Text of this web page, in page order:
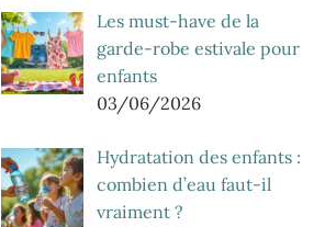
Les must-have de la
garde-robe estivale pour
enfants
03/06/2026
Hydratation des enfants :
combien d’eau faut-il
vraiment ?